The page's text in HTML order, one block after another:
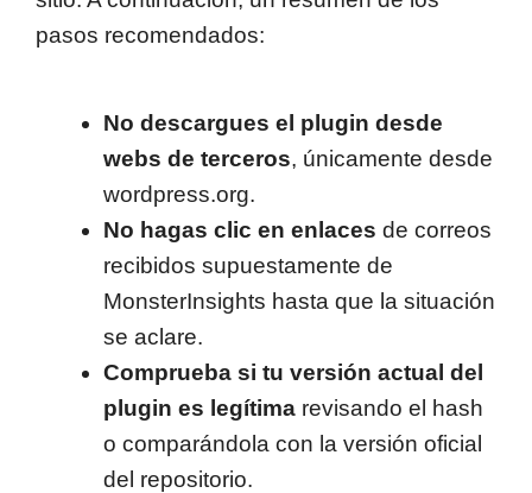
pasos recomendados:
No descargues el plugin desde
webs de terceros, únicamente desde
wordpress.org.
No hagas clic en enlaces de correos
recibidos supuestamente de
MonsterInsights hasta que la situación
se aclare.
Comprueba si tu versión actual del
plugin es legítima revisando el hash
o comparándola con la versión oficial
del repositorio.